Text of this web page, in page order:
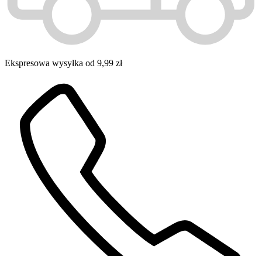
Ekspresowa wysyłka od 9,99 zł